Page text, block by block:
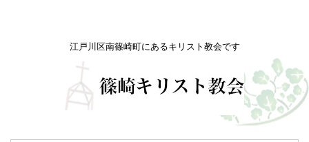
江戸川区南篠崎町にあるキリスト教会です